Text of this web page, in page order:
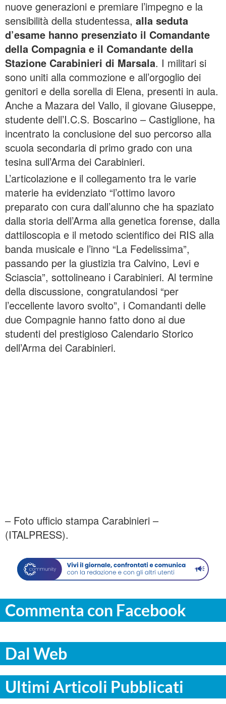
nuove generazioni e premiare l’impegno e la
sensibilità della studentessa, alla seduta
d’esame hanno presenziato il Comandante
della Compagnia e il Comandante della
Stazione Carabinieri di Marsala. I militari si
sono uniti alla commozione e all’orgoglio dei
genitori e della sorella di Elena, presenti in aula.
Anche a Mazara del Vallo, il giovane Giuseppe,
studente dell’I.C.S. Boscarino – Castiglione, ha
incentrato la conclusione del suo percorso alla
scuola secondaria di primo grado con una
tesina sull’Arma dei Carabinieri.
L’articolazione e il collegamento tra le varie
materie ha evidenziato “l’ottimo lavoro
preparato con cura dall’alunno che ha spaziato
dalla storia dell’Arma alla genetica forense, dalla
dattiloscopia e il metodo scientifico dei RIS alla
banda musicale e l’inno “La Fedelissima”,
passando per la giustizia tra Calvino, Levi e
Sciascia”, sottolineano i Carabinieri. Al termine
della discussione, congratulandosi “per
l’eccellente lavoro svolto”, i Comandanti delle
due Compagnie hanno fatto dono ai due
studenti del prestigioso Calendario Storico
dell’Arma dei Carabinieri.
– Foto ufficio stampa Carabinieri –
(ITALPRESS).
Commenta con Facebook
Dal Web
Ultimi Articoli Pubblicati
ITALPRESS